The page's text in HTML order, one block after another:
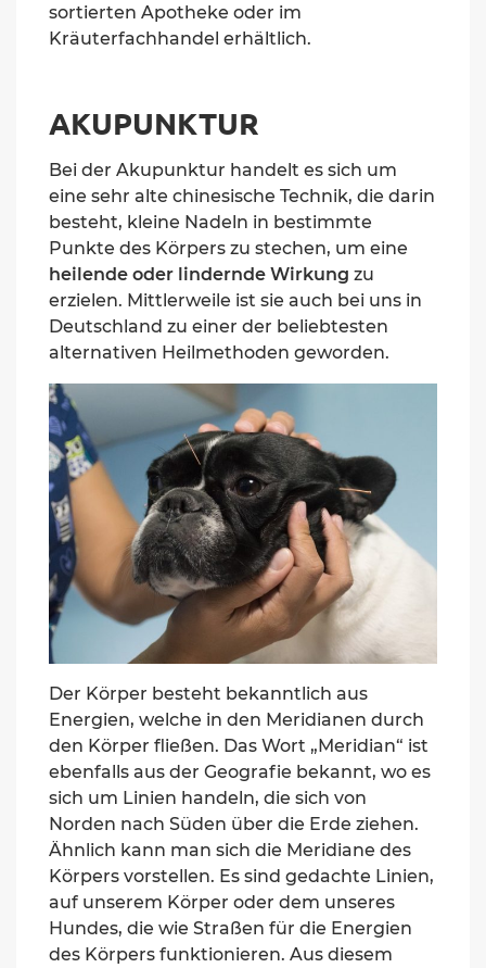
sortierten Apotheke oder im
Kräuterfachhandel erhältlich.
AKUPUNKTUR
Bei der Akupunktur handelt es sich um
eine sehr alte chinesische Technik, die darin
besteht, kleine Nadeln in bestimmte
Punkte des Körpers zu stechen, um eine
heilende oder lindernde Wirkung zu
erzielen. Mittlerweile ist sie auch bei uns in
Deutschland zu einer der beliebtesten
alternativen Heilmethoden geworden.
Der Körper besteht bekanntlich aus
Energien, welche in den Meridianen durch
den Körper fließen. Das Wort „Meridian“ ist
ebenfalls aus der Geografie bekannt, wo es
sich um Linien handeln, die sich von
Norden nach Süden über die Erde ziehen.
Ähnlich kann man sich die Meridiane des
Körpers vorstellen. Es sind gedachte Linien,
auf unserem Körper oder dem unseres
Hundes, die wie Straßen für die Energien
des Körpers funktionieren. Aus diesem